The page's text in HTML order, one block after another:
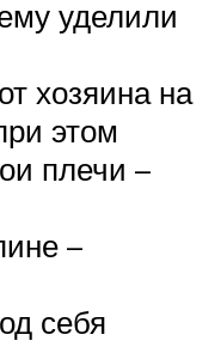
уделили
хозяина на
этом
плечи –
–
себя